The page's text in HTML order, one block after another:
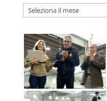
Archivio
news